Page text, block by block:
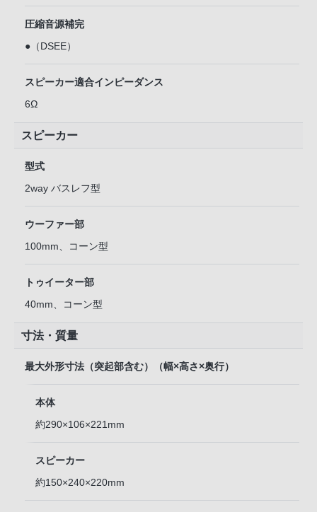
圧縮音源補完
●（DSEE）
スピーカー適合インピーダンス
6Ω
スピーカー
型式
2way バスレフ型
ウーファー部
100mm、コーン型
トゥイーター部
40mm、コーン型
寸法・質量
最大外形寸法（突起部含む）（幅×高さ×奥行）
本体
約290×106×221mm
スピーカー
約150×240×220mm